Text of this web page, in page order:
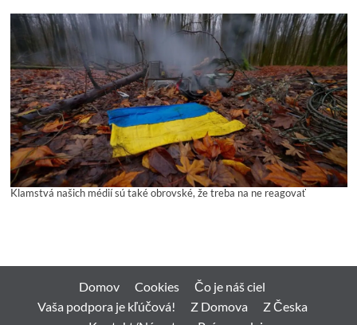
Klamstvá našich médií sú také obrovské, že treba na ne reagovať
Domov Cookies
Čo je náš ciel
Vaša podpora je kľúčová!
Z Domova
Z Česka